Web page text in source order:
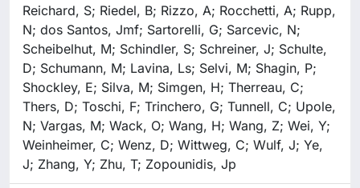
Reichard, S; Riedel, B; Rizzo, A; Rocchetti, A; Rupp,
N; dos Santos, Jmf; Sartorelli, G; Sarcevic, N;
Scheibelhut, M; Schindler, S; Schreiner, J; Schulte,
D; Schumann, M; Lavina, Ls; Selvi, M; Shagin, P;
Shockley, E; Silva, M; Simgen, H; Therreau, C;
Thers, D; Toschi, F; Trinchero, G; Tunnell, C; Upole,
N; Vargas, M; Wack, O; Wang, H; Wang, Z; Wei, Y;
Weinheimer, C; Wenz, D; Wittweg, C; Wulf, J; Ye,
J; Zhang, Y; Zhu, T; Zopounidis, Jp